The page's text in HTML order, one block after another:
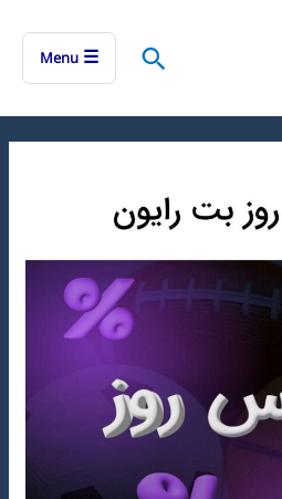
جستجو☰
Menu